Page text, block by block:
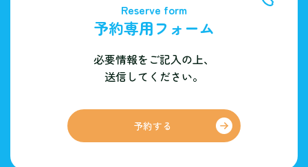
Reserve form
予約専用フォーム
必要情報をご記入の上、
送信してください。
予約する